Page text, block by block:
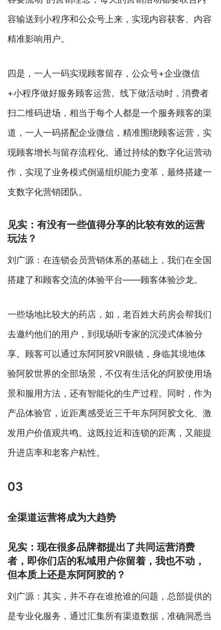
容输送到小程序和公众号上来，实现内容获客、内容
精准影响用户。
四是，一人一码实现顾客留存，公众号+企业微信
+小程序做好服务顾客运营。线下做活动时，消费者
扫二维码进场，相当于每个人都是一个服务顾客的渠
道，一人一码搭配企业微信，精准围绕顾客运营，实
现顾客增长与留存流程化。通过持续的数字化运营动
作，实现了业务模式倒逼组织能力变革，最终搭建一
支数字化营销团队。
见实：有没有一些值得分享的比较有效的运营
玩法？
刘广源：在连锁会员营销体系的基础上，我们在全国
搭建了和顾客交流的体验平台——顾客体验沙龙。
一些场地比较大的药店，如，老百姓大药房会帮我们
去邀约他们的用户，到现场听专家的沉浸式体验分
享。顾客可以通过东阿阿胶VR眼镜，身临其境地体
验阿胶世界的全部场景，不仅有生活化的阿胶使用场
景和服用方法，还有智能化的生产过程。同时，作为
产品体验官，近距离感受近三千年东阿阿胶文化、激
发用户价值观共鸣。这既拉近和连锁的距离，又能提
升进店率和老客户粘性。
03
全渠道运营将成为大趋势
见实：现在很多品牌都提出了共同运营消费
者，即你们店的私域用户你留着，我也不动，
但本质上还是东阿阿胶的？
刘广源：其实，并不存在谁抢谁的问题，总部提供的
是专业化服务，通过汇集所有渠道数据，准确洞悉当